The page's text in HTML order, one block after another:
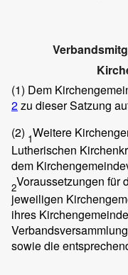
(1) Dem
2zu dieser Satzung
(2) 1Weitere
Lutherischen
dem
2Voraussetzungen für
jeweiligen
ihres
sowie die